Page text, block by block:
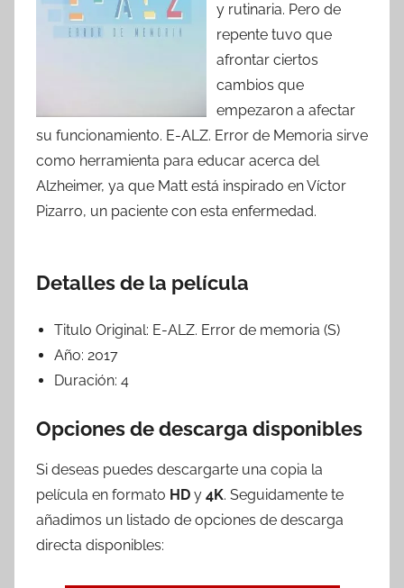
y rutinaria. Pero de
repente tuvo que
afrontar ciertos
cambios que
empezaron a afectar
su funcionamiento. E-ALZ. Error de Memoria sirve
como herramienta para educar acerca del
Alzheimer, ya que Matt está inspirado en Víctor
Pizarro, un paciente con esta enfermedad.
Detalles de la película
Titulo Original: E-ALZ. Error de memoria (S)
Año: 2017
Duración: 4
Opciones de descarga disponibles
Si deseas puedes descargarte una copia la
película en formato HD y 4K. Seguidamente te
añadimos un listado de opciones de descarga
directa disponibles: